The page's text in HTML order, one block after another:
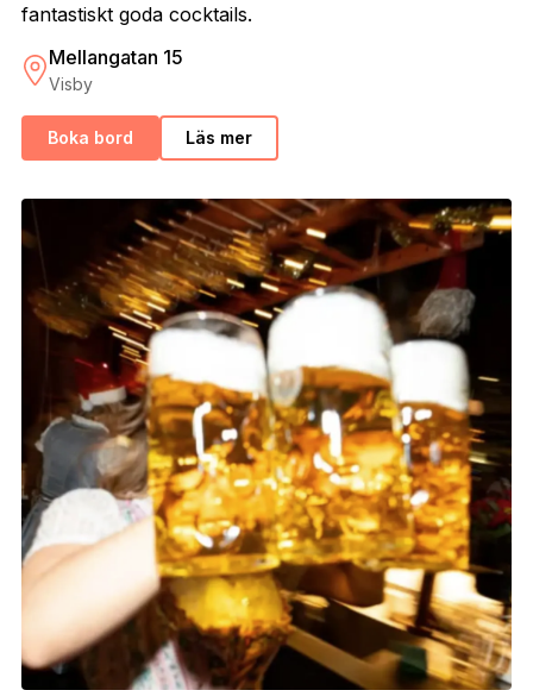
fantastiskt goda cocktails.
Mellangatan 15
Visby
Boka bord Läs mer